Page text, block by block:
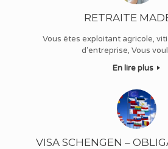
RETRAITE
Vous êtes exploitant agricole,
d'entreprise, Vous
En lire plus
VISA SCHENGEN –